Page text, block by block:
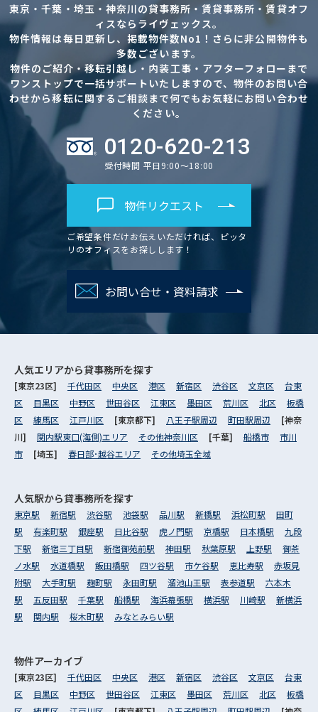
東京・千葉・埼玉・神奈川の貸事務所・賃貸事務所・賃貸オフ
ィスならライヴェックス。
物件情報は毎日更新し、掲載物件数No1！さらに非公開物件も
多数ございます。
物件のご紹介・移転引越し・内装工事・アフターフォローまで
ワンストップで一括サポートいたしますので、物件のお問い合
わせから移転に関するご相談まで何でもお気軽にお問い合わせ
ください。
0120-620-213
受付時間 平日9:00～18:00
物件リクエスト
ご希望条件だけお伝えいただければ、ピッタ
リのオフィスをお探しします！
お問い合せ・資料請求
人気エリアから貸事務所を探す
[東京23区] 千代田区 中央区 港区 新宿区 渋谷区 文京区
台東
区
目黒区 中野区 世田谷区 江東区 墨田区 荒川区 北区
板橋
区
練馬区 江戸川区 [東京都下] 八王子駅周辺 町田駅周辺
[神奈
川] 関内駅東口(海側)エリア その他神奈川区 [千葉] 船橋市
市川
市
[埼玉] 春日部･越谷エリア その他埼玉全域
人気駅から貸事務所を探す
東京駅 新宿駅 渋谷駅 池袋駅 品川駅 新橋駅 浜松町駅
田町
駅
有楽町駅 銀座駅 日比谷駅 虎ノ門駅 京橋駅 日本橋駅
九段
下駅
新宿三丁目駅 新宿御苑前駅 神田駅 秋葉原駅 上野駅
御茶
ノ水駅
水道橋駅 飯田橋駅 四ツ谷駅 市ケ谷駅 恵比寿駅
赤坂見
附駅
大手町駅 麹町駅 永田町駅 溜池山王駅 表参道駅
六本木
駅
五反田駅 千葉駅 船橋駅 海浜幕張駅 横浜駅 川崎駅
新横浜
駅
関内駅 桜木町駅 みなとみらい駅
物件アーカイブ
[東京23区] 千代田区 中央区 港区 新宿区 渋谷区 文京区
台東
区
目黒区 中野区 世田谷区 江東区 墨田区 荒川区 北区
板橋